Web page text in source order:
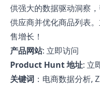
供强大的数据驱动洞察
供应商并优化商品列表
售增长！
产品网站: 立即访问
Product Hunt 地址: 立
关键词 ：电商数据分析,